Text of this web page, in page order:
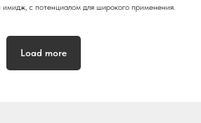
с потенциалом для широкого применения.
Load more